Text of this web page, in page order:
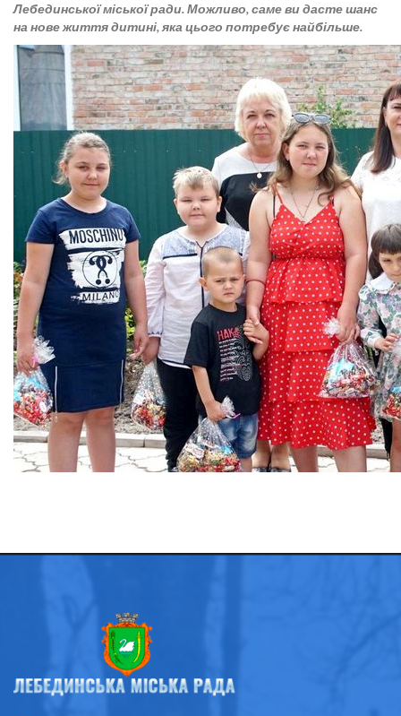
Лебединської міської ради. Можливо, саме ви дасте шанс
на нове життя дитині, яка цього потребує найбільше.